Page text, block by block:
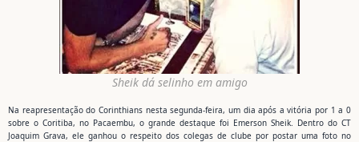
Sheik dá selinho em amigo
Na reapresentação do Corinthians nesta segunda-feira, um dia após a vitória por 1 a 0
sobre o Coritiba, no Pacaembu, o grande destaque foi Emerson Sheik. Dentro do CT
Joaquim Grava, ele ganhou o respeito dos colegas de clube por postar uma foto no